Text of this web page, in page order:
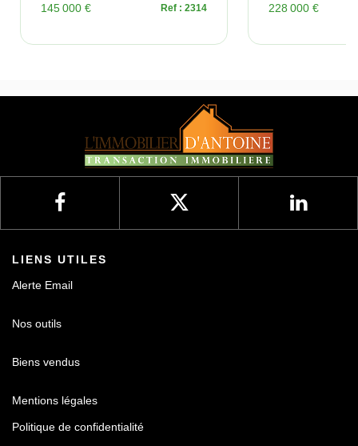
145 000 € Ref : 2314 228 000 €
LIENS UTILES
Alerte Email
Nos outils
Biens vendus
Mentions légales
Politique de confidentialité